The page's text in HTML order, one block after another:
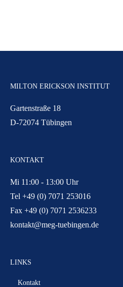
MILTON ERICKSON INSTITUT
Gartenstraße 18
D-72074 Tübingen
KONTAKT
Mi 11:00 - 13:00 Uhr
Tel +49 (0) 7071 253016
Fax +49 (0) 7071 2536233
kontakt@meg-tuebingen.de
LINKS
Kontakt